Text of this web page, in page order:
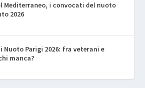
Mediterraneo, i convocati del nuoto
2026
Nuoto Parigi 2026: fra veterani e
manca?